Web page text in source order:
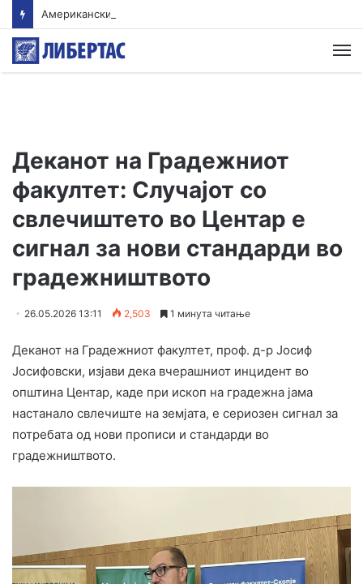
Деканот на Градежниот
факултет: Случајот со
свлечиштето во Центар е
сигнал за нови стандарди во
градежништвото
26.05.2026 13:11 2,503 1 минута читање
Деканот на Градежниот факултет, проф. д-р Јосиф
Јосифовски, изјави дека вчерашниот инцидент во
општина Центар, каде при ископ на градежна јама
настанало свлечиште на земјата, е сериозен сигнал за
потребата од нови прописи и стандарди во
градежништвото.